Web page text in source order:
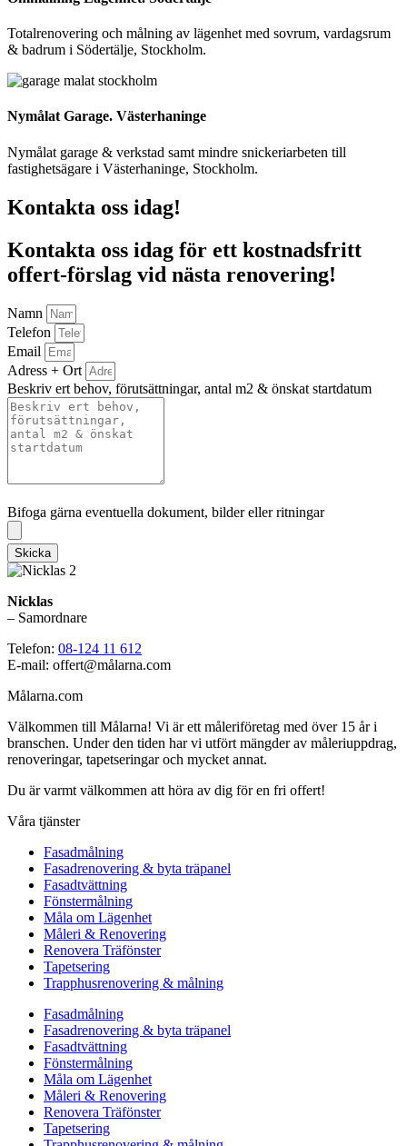
Totalrenovering och målning av lägenhet med sovrum, vardagsrum
& badrum i Södertälje, Stockholm.
Nymålat Garage. Västerhaninge
Nymålat garage & verkstad samt mindre snickeriarbeten till
fastighetsägare i Västerhaninge, Stockholm.
Kontakta oss idag!
Kontakta oss idag för ett kostnadsfritt
offert-förslag vid nästa renovering!
Namn
Telefon
Email
Adress + Ort
Beskriv ert behov, förutsättningar, antal m2 & önskat startdatum
Bifoga gärna eventuella dokument, bilder eller ritningar
Skicka
Nicklas
– Samordnare
Telefon: 08-124 11 612
E-mail: offert@målarna.com
Målarna.com
Välkommen till Målarna! Vi är ett måleriföretag med över 15 år i
branschen. Under den tiden har vi utfört mängder av måleriuppdrag,
renoveringar, tapetseringar och mycket annat.
Du är varmt välkommen att höra av dig för en fri offert!
Våra tjänster
Fasadmålning
Fasadrenovering & byta träpanel
Fasadtvättning
Fönstermålning
Måla om Lägenhet
Måleri & Renovering
Renovera Träfönster
Tapetsering
Trapphusrenovering & målning
Fasadmålning
Fasadrenovering & byta träpanel
Fasadtvättning
Fönstermålning
Måla om Lägenhet
Måleri & Renovering
Renovera Träfönster
Tapetsering